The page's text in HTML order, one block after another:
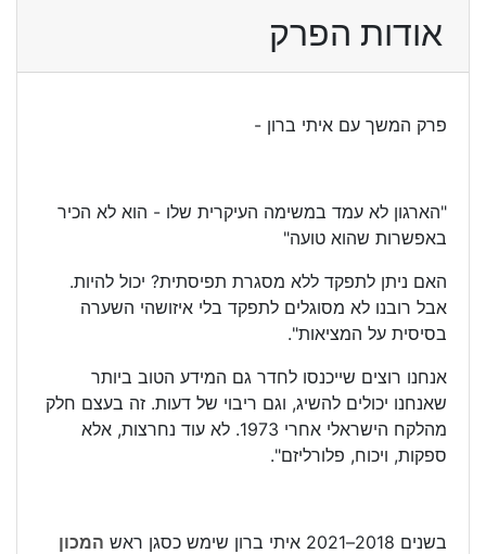
אודות הפרק
פרק המשך עם איתי ברון -
"הארגון לא עמד במשימה העיקרית שלו - הוא לא הכיר
באפשרות שהוא טועה"
האם ניתן לתפקד ללא מסגרת תפיסתית? יכול להיות.
אבל רובנו לא מסוגלים לתפקד בלי איזושהי השערה
בסיסית על המציאות".
אנחנו רוצים שייכנסו לחדר גם המידע הטוב ביותר
שאנחנו יכולים להשיג, וגם ריבוי של דעות. זה בעצם חלק
מהלקח הישראלי אחרי 1973. לא עוד נחרצות, אלא
ספקות, ויכוח, פלורליזם".
בשנים 2018–2021 איתי ברון שימש כסגן ראש
המכון